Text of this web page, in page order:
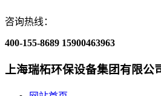
咨询热线：
400-155-8689 15900463963
上海瑞柘环保设备集团有限公